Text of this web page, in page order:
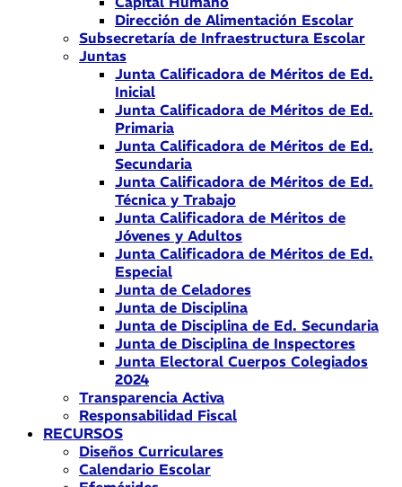
Dirección de Alimentación Escolar
Subsecretaría de Infraestructura Escolar
Juntas
Junta Calificadora de Méritos de Ed.
Inicial
Junta Calificadora de Méritos de Ed.
Primaria
Junta Calificadora de Méritos de Ed.
Secundaria
Junta Calificadora de Méritos de Ed.
Técnica y Trabajo
Junta Calificadora de Méritos de
Jóvenes y Adultos
Junta Calificadora de Méritos de Ed.
Especial
Junta de Celadores
Junta de Disciplina
Junta de Disciplina de Ed. Secundaria
Junta de Disciplina de Inspectores
Junta Electoral Cuerpos Colegiados
2024
Transparencia Activa
Responsabilidad Fiscal
RECURSOS
Diseños Curriculares
Calendario Escolar